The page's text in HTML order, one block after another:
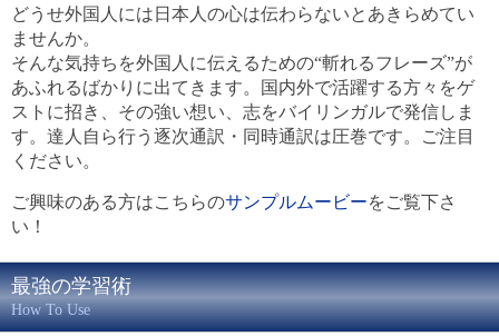
どうせ外国人には日本人の心は伝わらないとあきらめてい
ませんか。
そんな気持ちを外国人に伝えるための“斬れるフレーズ”が
あふれるばかりに出てきます。国内外で活躍する方々をゲ
ストに招き、その強い想い、志をバイリンガルで発信しま
す。達人自ら行う逐次通訳・同時通訳は圧巻です。ご注目
ください。
ご興味のある方はこちらのサンプルムービーをご覧下さ
い！
最強の学習術
How To Use